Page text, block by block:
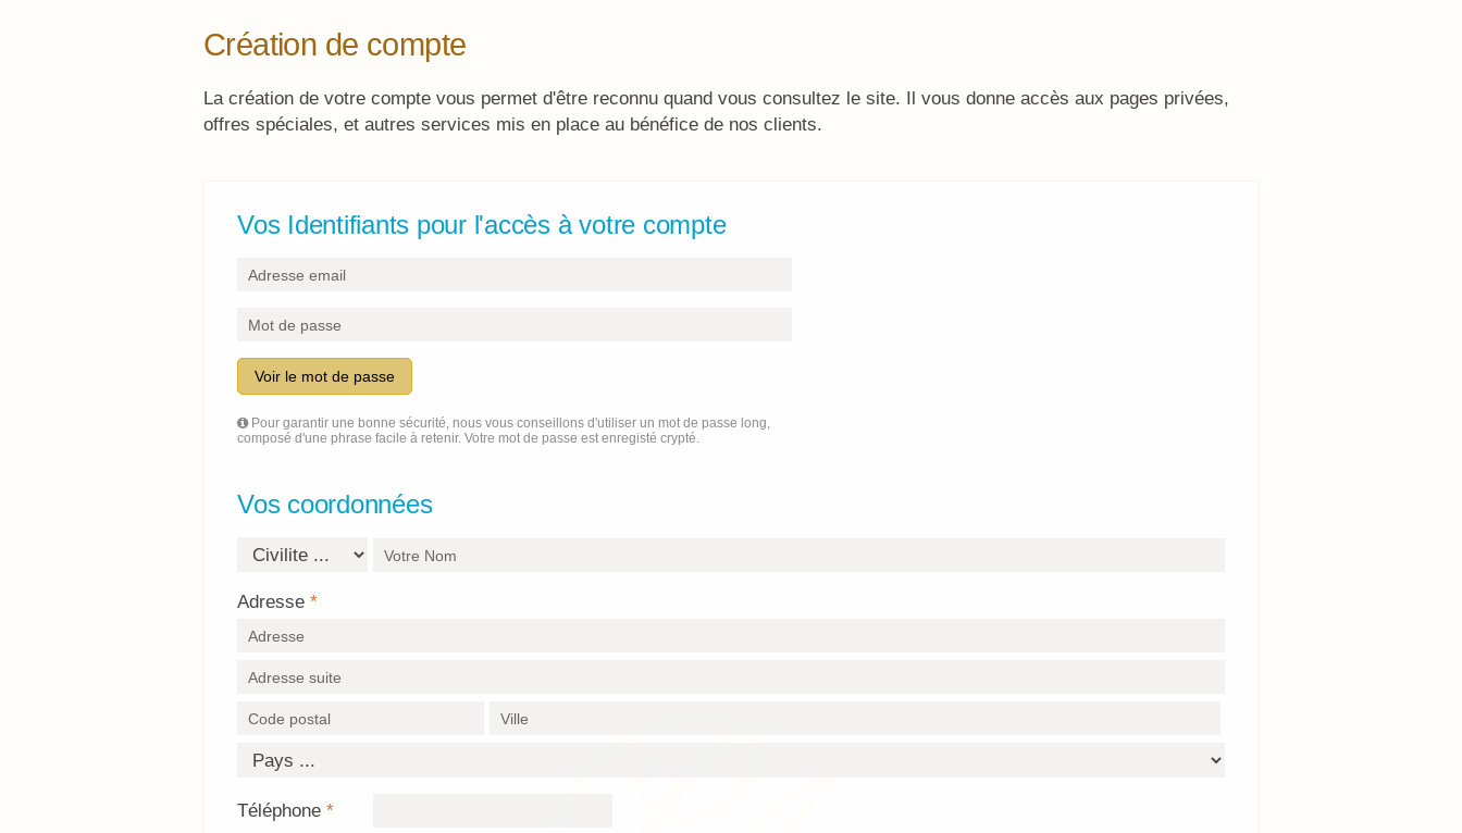
Création de compte
La création de votre compte vous permet d'être reconnu quand vous consultez le site. Il vous donne accès aux pages privées,
offres spéciales, et autres services mis en place au bénéfice de nos clients.
Vos Identifiants pour l'accès à votre compte
Voir le mot de passe
Pour garantir une bonne sécurité, nous vous conseillons d'utiliser un mot de passe long,
composé d'une phrase facile à retenir. Votre mot de passe est enregisté crypté.
Vos coordonnées
Adresse *
Téléphone *